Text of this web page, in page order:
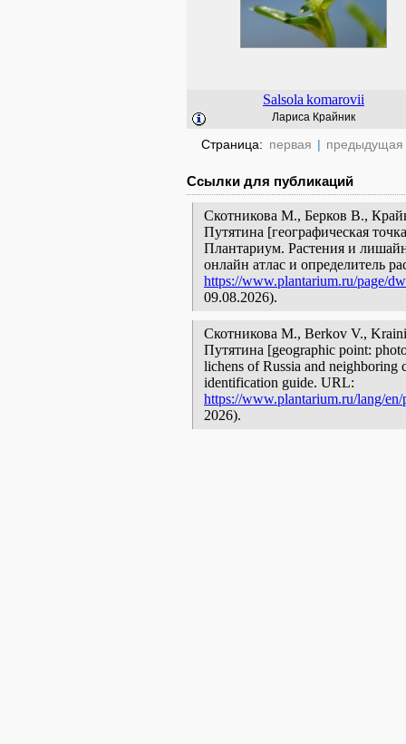
Salsola komarovii
Лариса Крайник
Страница: первая | предыдущая
Ссылки для публикаций
Скотникова М., Берков В.,
Путятина [географическая
Плантариум. Растения и
онлайн атлас и определитель
https://www.plantarium.ru/page/
09.08.2026).
Скотникова М., Berkov V.,
Путятина [geographic point:
lichens of Russia and neighboring
identification guide. URL:
https://www.plantarium.ru/lang/
2026).